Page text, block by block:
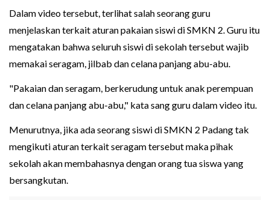
Dalam video tersebut, terlihat salah seorang guru
menjelaskan terkait aturan pakaian siswi di SMKN 2. Guru itu
mengatakan bahwa seluruh siswi di sekolah tersebut wajib
memakai seragam, jilbab dan celana panjang abu-abu.
"Pakaian dan seragam, berkerudung untuk anak perempuan
dan celana panjang abu-abu," kata sang guru dalam video itu.
Menurutnya, jika ada seorang siswi di SMKN 2 Padang tak
mengikuti aturan terkait seragam tersebut maka pihak
sekolah akan membahasnya dengan orang tua siswa yang
bersangkutan.